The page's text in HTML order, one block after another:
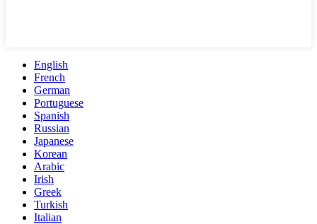
English
French
German
Portuguese
Spanish
Russian
Japanese
Korean
Arabic
Irish
Greek
Turkish
Italian